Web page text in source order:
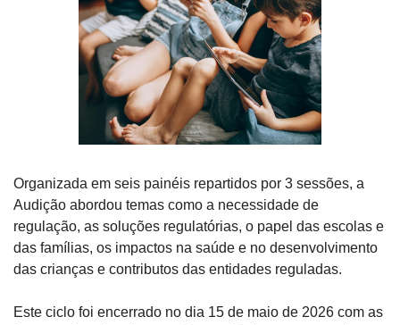
Organizada em seis painéis repartidos por 3 sessões, a
Audição abordou temas como a necessidade de
regulação, as soluções regulatórias, o papel das escolas e
das famílias, os impactos na saúde e no desenvolvimento
das crianças e contributos das entidades reguladas.
Este ciclo foi encerrado no dia 15 de maio de 2026 com as